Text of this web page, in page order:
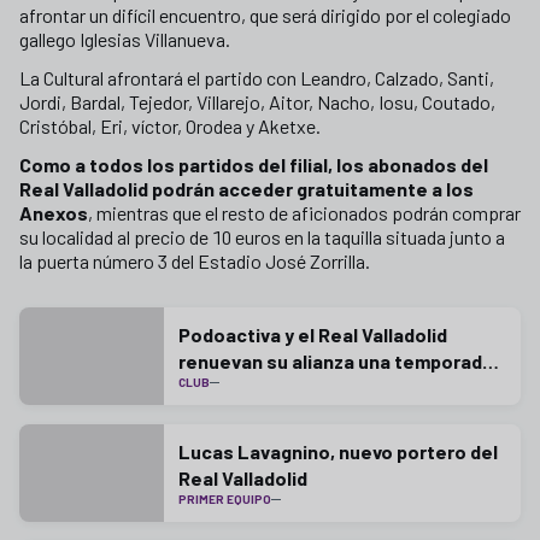
afrontar un difícil encuentro, que será dirigido por el colegiado
gallego Iglesias Villanueva.
La Cultural afrontará el partido con Leandro, Calzado, Santi,
Jordi, Bardal, Tejedor, Villarejo, Aitor, Nacho, Iosu, Coutado,
Cristóbal, Eri, víctor, Orodea y Aketxe.
Como a todos los partidos del filial, los abonados del
Real Valladolid podrán acceder gratuitamente a los
Anexos, mientras que el resto de aficionados podrán comprar
su localidad al precio de 10 euros en la taquilla situada junto a
la puerta número 3 del Estadio José Zorrilla.
Podoactiva y el Real Valladolid
renuevan su alianza una temporada
más
CLUB
Lucas Lavagnino, nuevo portero del
Real Valladolid
PRIMER EQUIPO